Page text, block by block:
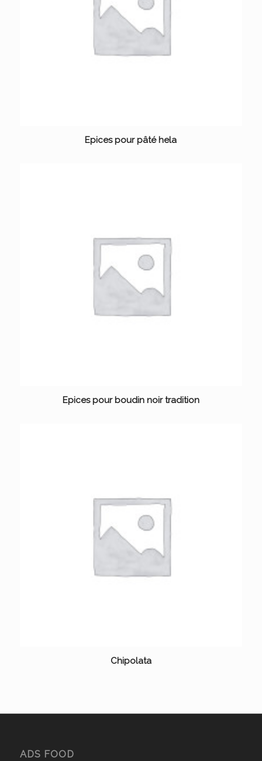
Epices pour pâté hela
Epices pour boudin noir tradition
Chipolata
ADS FOOD